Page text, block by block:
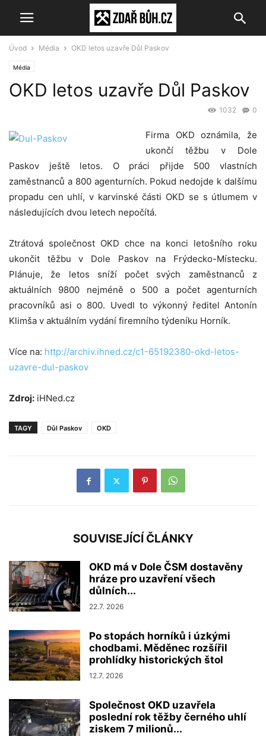
Úvod Média OKD letos uzavře Důl Paskov
Média
OKD letos uzavře Důl Paskov
0
1032
Firma OKD oznámila, že
ukončí těžbu v Dole
Paskov ještě letos. O práci přijde 500 vlastních
zaměstnanců a 800 agenturních. Pokud nedojde k dalšímu
propadu cen uhlí, v karvinské části OKD se s útlumem v
následujících dvou letech nepočítá.
Ztrátová společnost OKD chce na konci letošního roku
ukončit těžbu v Dole Paskov na Frýdecko-Místecku.
Plánuje, že letos sníží počet svých zaměstnanců z
aktuálních 9800 nejméně o 500 a počet agenturních
pracovníků asi o 800. Uvedl to výkonný ředitel Antonín
Klimša v aktuálním vydání firemního týdeníku Horník.
Více na: http://archiv.ihned.cz/c1-65192380-okd-letos-
uzavre-dul-paskov
Zdroj: iHNed.cz
TAGY Důl Paskov OKD
SOUVISEJÍCÍ ČLÁNKY
OKD má v Dole ČSM dostavěny
hráze pro uzavření všech
důlních...
22.7. 2026
Po stopách horníků i úzkými
chodbami. Měděnec rozšířil
prohlídky historických štol
12.7. 2026
Společnost OKD uzavřela
poslední rok těžby černého uhlí
ziskem 7 milionů...